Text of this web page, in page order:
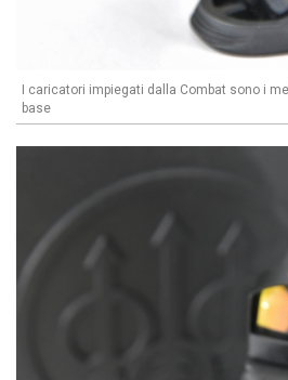
I caricatori impiegati dalla Combat sono i
base